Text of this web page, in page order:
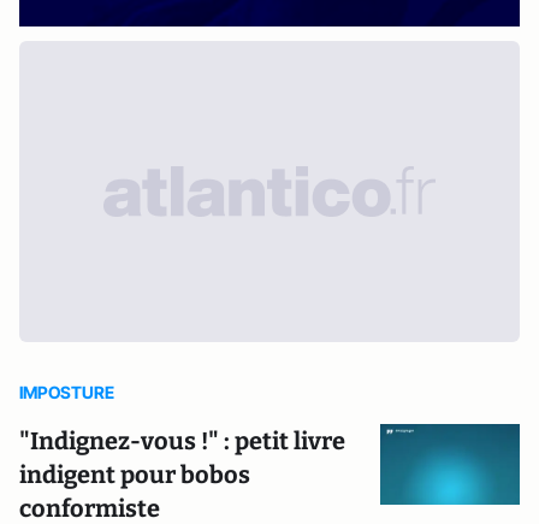
IMPOSTURE
"Indignez-vous !" : petit livre
indigent pour bobos
conformiste